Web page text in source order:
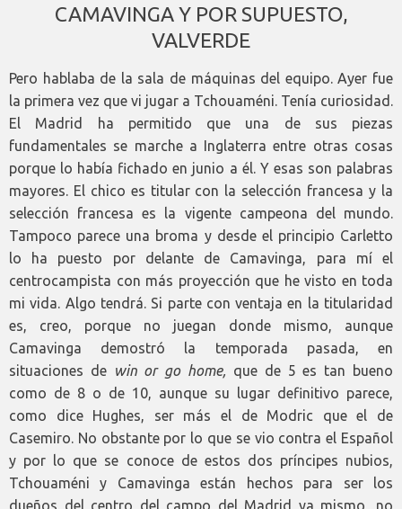
CAMAVINGA Y POR SUPUESTO,
VALVERDE
Pero hablaba de la sala de máquinas del equipo. Ayer fue
la primera vez que vi jugar a Tchouaméni. Tenía curiosidad.
El Madrid ha permitido que una de sus piezas
fundamentales se marche a Inglaterra entre otras cosas
porque lo había fichado en junio a él. Y esas son palabras
mayores. El chico es titular con la selección francesa y la
selección francesa es la vigente campeona del mundo.
Tampoco parece una broma y desde el principio Carletto
lo ha puesto por delante de Camavinga, para mí el
centrocampista con más proyección que he visto en toda
mi vida. Algo tendrá. Si parte con ventaja en la titularidad
es, creo, porque no juegan donde mismo, aunque
Camavinga demostró la temporada pasada, en
situaciones de win or go home, que de 5 es tan bueno
como de 8 o de 10, aunque su lugar definitivo parece,
como dice Hughes, ser más el de Modric que el de
Casemiro. No obstante por lo que se vio contra el Español
y por lo que se conoce de estos dos príncipes nubios,
Tchouaméni y Camavinga están hechos para ser los
dueños del centro del campo del Madrid ya mismo, no